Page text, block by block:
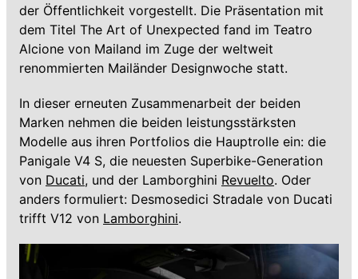
der Öffentlichkeit vorgestellt. Die Präsentation mit
dem Titel The Art of Unexpected fand im Teatro
Alcione von Mailand im Zuge der weltweit
renommierten Mailänder Designwoche statt.
In dieser erneuten Zusammenarbeit der beiden
Marken nehmen die beiden leistungsstärksten
Modelle aus ihren Portfolios die Hauptrolle ein: die
Panigale V4 S, die neuesten Superbike-Generation
von Ducati, und der Lamborghini Revuelto. Oder
anders formuliert: Desmosedici Stradale von Ducati
trifft V12 von Lamborghini.